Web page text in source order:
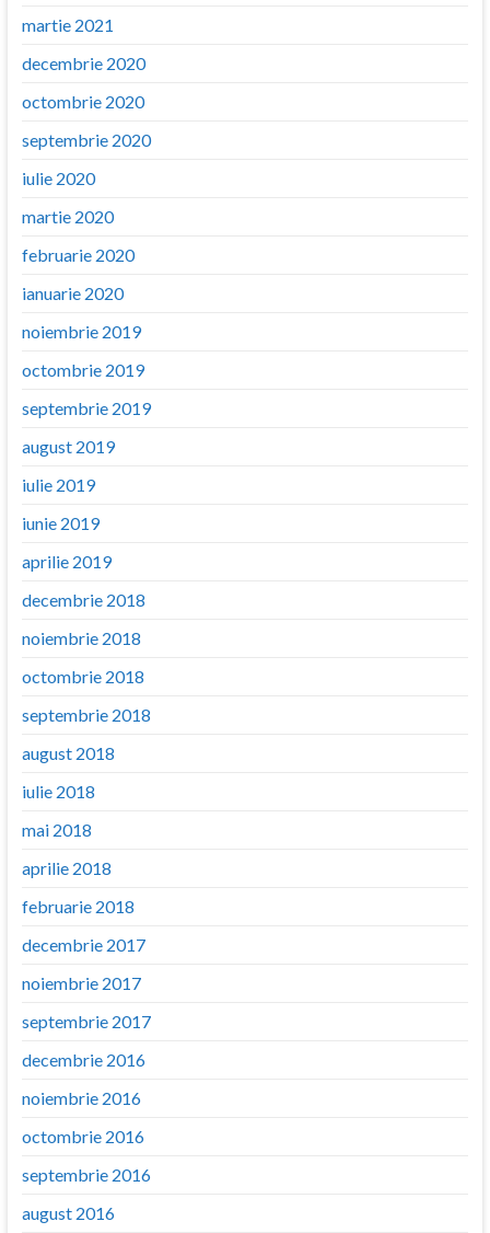
martie 2021
decembrie 2020
octombrie 2020
septembrie 2020
iulie 2020
martie 2020
februarie 2020
ianuarie 2020
noiembrie 2019
octombrie 2019
septembrie 2019
august 2019
iulie 2019
iunie 2019
aprilie 2019
decembrie 2018
noiembrie 2018
octombrie 2018
septembrie 2018
august 2018
iulie 2018
mai 2018
aprilie 2018
februarie 2018
decembrie 2017
noiembrie 2017
septembrie 2017
decembrie 2016
noiembrie 2016
octombrie 2016
septembrie 2016
august 2016